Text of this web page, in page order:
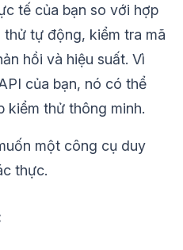
tế của bạn so với hợp
tự động, kiểm tra mã
hồi và hiệu suất. Vì
của bạn, nó có thể
kiểm thử thông minh.
một công cụ duy
thực.